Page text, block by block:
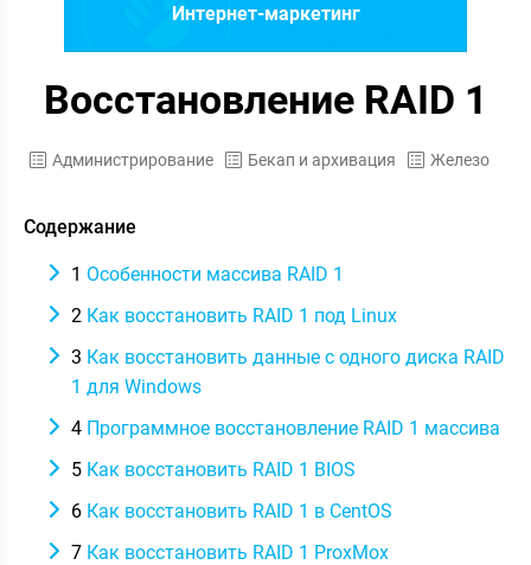
Интернет-маркетинг
Восстановление RAID 1
Администрирование Бекап и архивация Железо
Содержание
1 Особенности массива RAID 1
2 Как восстановить RAID 1 под Linux
3 Как восстановить данные с одного диска RAID
1 для Windows
4 Программное восстановление RAID 1 массива
5 Как восстановить RAID 1 BIOS
6 Как восстановить RAID 1 в CentOS
7 Как восстановить RAID 1 ProxMox